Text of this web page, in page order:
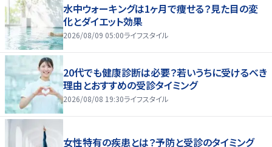
水中ウォーキングは1ヶ月で痩せる？見た目の変
化とダイエット効果
2026/08/09 05:00ライフスタイル
20代でも健康診断は必要？若いうちに受けるべき
理由とおすすめの受診タイミング
2026/08/08 19:30ライフスタイル
女性特有の疾患とは？予防と受診のタイミング